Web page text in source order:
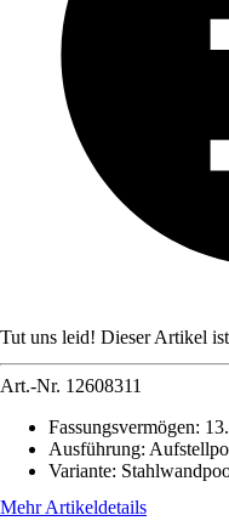
Tut uns leid! Dieser Artikel
Art.-Nr. 12608311
Fassungsvermögen:
Ausführung:
Variante:
Mehr Artikeldetails